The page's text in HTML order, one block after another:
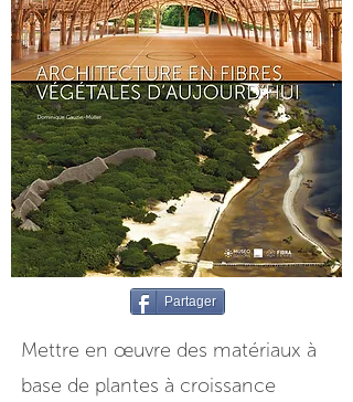
Partager
Mettre en œuvre des matériaux à
base de plantes à croissance